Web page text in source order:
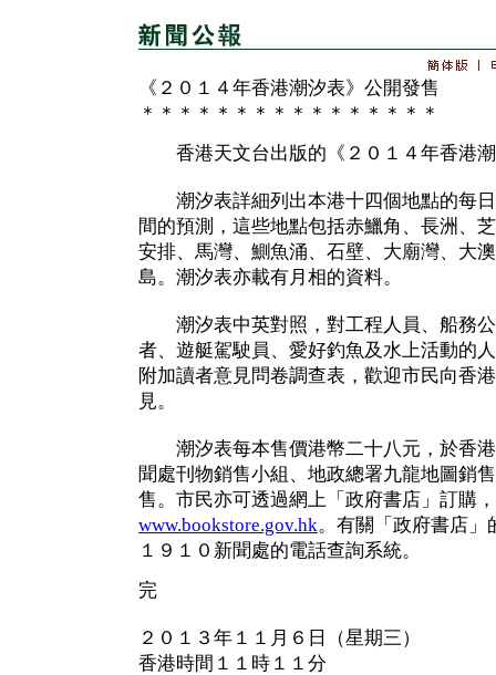
《２０１４年香港潮汐表》公開發售
＊＊＊＊＊＊＊＊＊＊＊＊＊＊＊＊
香港天文台出版的《２０１４年香港潮
潮汐表詳細列出本港十四個地點的每日
間的預測，這些地點包括赤鱲角、長洲、
安排、馬灣、鰂魚涌、石壁、大廟灣、大
島。潮汐表亦載有月相的資料。
潮汐表中英對照，對工程人員、船務公
者、遊艇駕駛員、愛好釣魚及水上活動的
附加讀者意見問卷調查表，歡迎市民向香
見。
潮汐表每本售價港幣二十八元，於香港
聞處刊物銷售小組、地政總署九龍地圖銷
售。市民亦可透過網上「政府書店」訂購
www.bookstore.gov.hk。有關「政府書店
１９１０新聞處的電話查詢系統。
完
２０１３年１１月６日（星期三）
香港時間１１時１１分